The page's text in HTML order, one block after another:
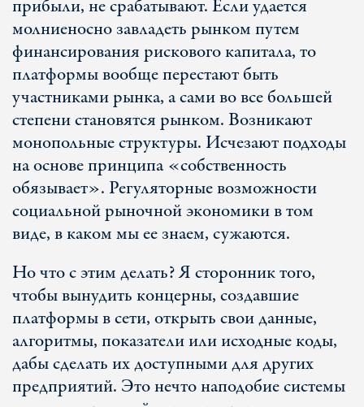
прибыли, не срабатывают. Если удается
молниеносно завладеть рынком путем
финансирования рискового капитала, то
платформы вообще перестают быть
участниками рынка, а сами во все большей
степени становятся рынком. Возникают
монопольные структуры. Исчезают подходы
на основе принципа «собственность
обязывает». Регуляторные возможности
социальной рыночной экономики в том
виде, в каком мы ее знаем, сужаются.
Но что с этим делать? Я сторонник того,
чтобы вынудить концерны, создавшие
платформы в сети, открыть свои данные,
алгоритмы, показатели или исходные коды,
дабы сделать их доступными для других
предприятий. Это нечто наподобие системы